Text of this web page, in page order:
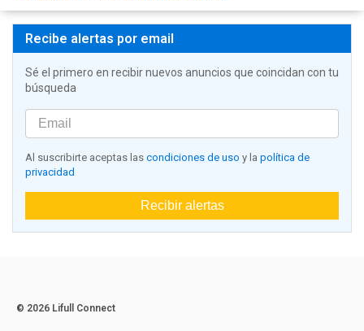
Recibe alertas por email
Sé el primero en recibir nuevos anuncios que coincidan con tu
búsqueda
Al suscribirte aceptas las condiciones de uso y la política de
privacidad
Recibir alertas
© 2026 Lifull Connect